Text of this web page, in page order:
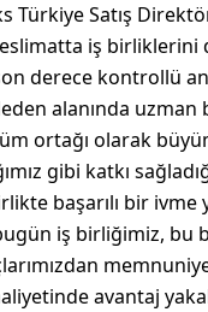
Türkiye Satış
iş
derece kontrollü
alanında uzman
ortağı olarak
gibi katkı
başarılı bir ivme
iş birliğimiz, bu
avantaj